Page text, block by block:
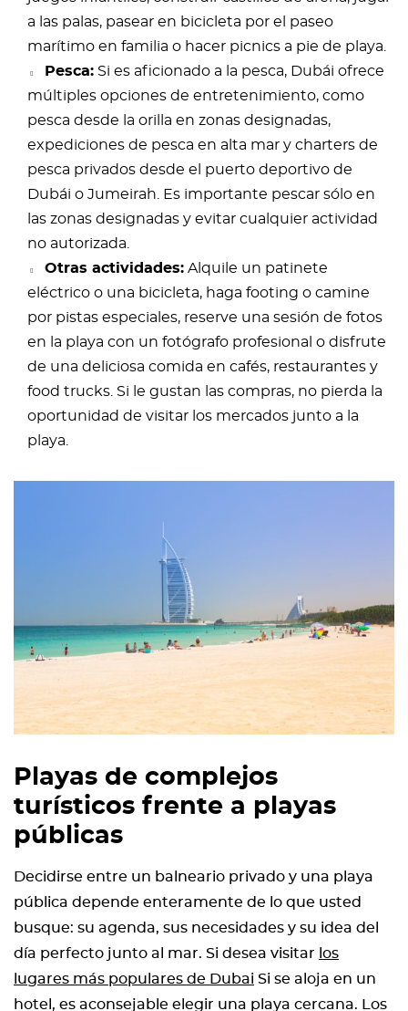
a las palas, pasear en bicicleta por el paseo
marítimo en familia o hacer picnics a pie de playa.
Pesca: Si es aficionado a la pesca, Dubái ofrece
múltiples opciones de entretenimiento, como
pesca desde la orilla en zonas designadas,
expediciones de pesca en alta mar y charters de
pesca privados desde el puerto deportivo de
Dubái o Jumeirah. Es importante pescar sólo en
las zonas designadas y evitar cualquier actividad
no autorizada.
Otras actividades: Alquile un patinete
eléctrico o una bicicleta, haga footing o camine
por pistas especiales, reserve una sesión de fotos
en la playa con un fotógrafo profesional o disfrute
de una deliciosa comida en cafés, restaurantes y
food trucks. Si le gustan las compras, no pierda la
oportunidad de visitar los mercados junto a la
playa.
Playas de complejos
turísticos frente a playas
públicas
Decidirse entre un balneario privado y una playa
pública depende enteramente de lo que usted
busque: su agenda, sus necesidades y su idea del
día perfecto junto al mar. Si desea visitar los
lugares más populares de Dubai Si se aloja en un
hotel, es aconsejable elegir una playa cercana. Los